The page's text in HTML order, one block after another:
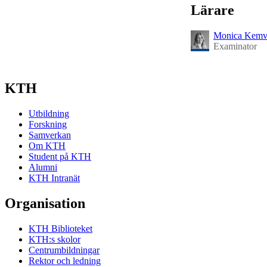
Lärare
Monica
Examinator
KTH
Utbildning
Forskning
Samverkan
Om KTH
Student på KTH
Alumni
KTH Intranät
Organisation
KTH Biblioteket
KTH:s skolor
Centrumbildningar
Rektor och ledning